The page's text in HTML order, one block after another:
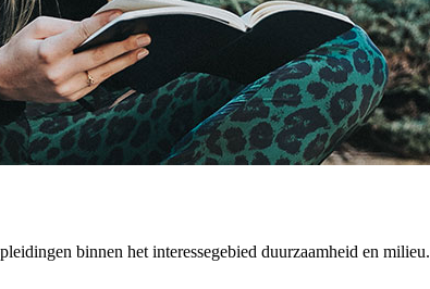
binnen het interessegebied duurzaamheid en milieu.